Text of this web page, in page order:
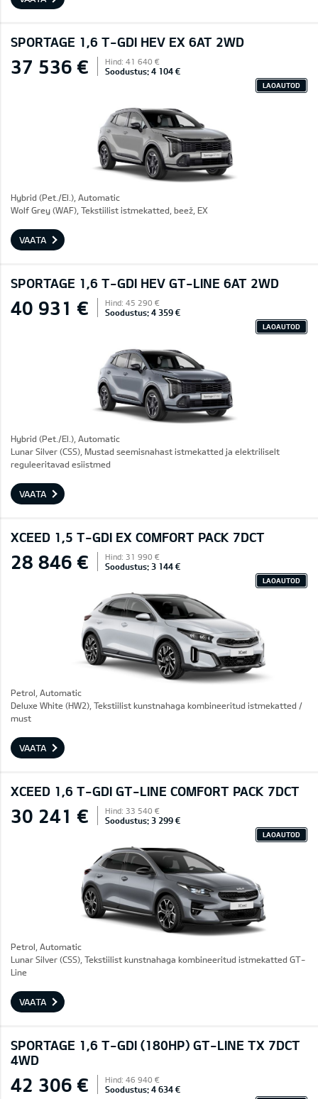
SPORTAGE 1,6 T-GDI HEV EX 6AT 2WD
37 536 € Hind: 41 640 €
Soodustus: 4 104 €
LAOAUTOD
Hybrid (Pet./El.), Automatic
Wolf Grey (WAF), Tekstiilist istmekatted, beež, EX
VAATA
SPORTAGE 1,6 T-GDI HEV GT-LINE 6AT 2WD
40 931 € Hind: 45 290 €
Soodustus: 4 359 €
LAOAUTOD
Hybrid (Pet./El.), Automatic
Lunar Silver (CSS), Mustad seemisnahast istmekatted ja elektriliselt
reguleeritavad esiistmed
VAATA
XCEED 1,5 T-GDI EX COMFORT PACK 7DCT
28 846 € Hind: 31 990 €
Soodustus: 3 144 €
LAOAUTOD
Petrol, Automatic
Deluxe White (HW2), Tekstiilist kunstnahaga kombineeritud istmekatted /
must
VAATA
XCEED 1,6 T-GDI GT-LINE COMFORT PACK 7DCT
30 241 € Hind: 33 540 €
Soodustus: 3 299 €
LAOAUTOD
Petrol, Automatic
Lunar Silver (CSS), Tekstiilist kunstnahaga kombineeritud istmekatted GT-
Line
VAATA
SPORTAGE 1,6 T-GDI (180HP) GT-LINE TX 7DCT
4WD
42 306 € Hind: 46 940 €
Soodustus: 4 634 €